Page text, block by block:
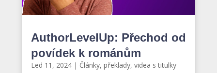
AuthorLevelUp: Přechod od
povídek k románům
Led 11, 2024| Články, překlady, videa s titulky